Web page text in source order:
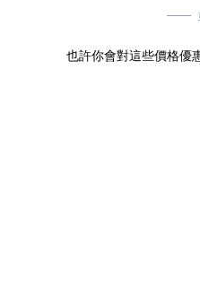
也許你會對這些價格優